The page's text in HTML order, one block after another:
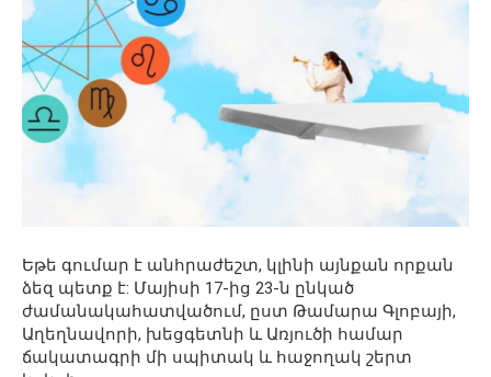
Եթե գումար է անհրաժեշտ, կլինի այնքան որքան
ձեզ պետք է: Մայիսի 17-ից 23-ն ընկած
ժամանակահատվածում, ըստ Թամարա Գլոբայի,
Աղեղնավորի, խեցգետնի և Առյուծի համար
ճակատագրի մի սպիտակ և հաջողակ շերտ